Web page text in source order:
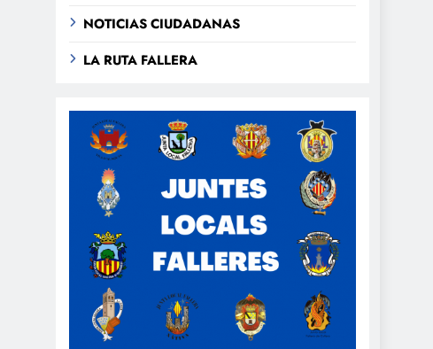
NOTICIAS CIUDADANAS
LA RUTA FALLERA